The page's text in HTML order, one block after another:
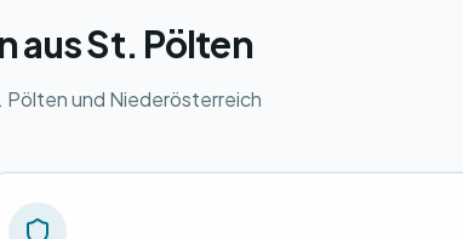
aus St. Pölten
und Niederösterreich